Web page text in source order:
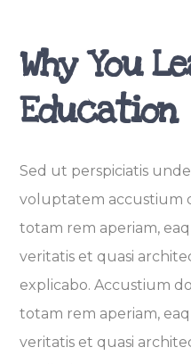
Why You
Education
Sed ut perspiciatis
voluptatem accustium
totam rem aperiam,
veritatis et quasi
explicabo. Accustium
totam rem aperiam,
veritatis et quasi